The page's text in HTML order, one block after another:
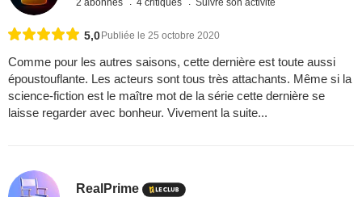
5,0 Publiée le 25 octobre 2020
Comme pour les autres saisons, cette dernière est toute aussi
époustouflante. Les acteurs sont tous très attachants. Même si la
science-fiction est le maître mot de la série cette dernière se
laisse regarder avec bonheur. Vivement la suite...
RealPrime